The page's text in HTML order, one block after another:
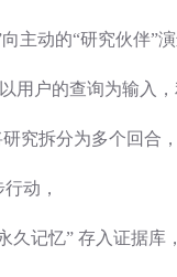
主动的“研究伙伴”演
用户的查询为输
究拆分为多个回合
动，
久记忆” 存入证据库，